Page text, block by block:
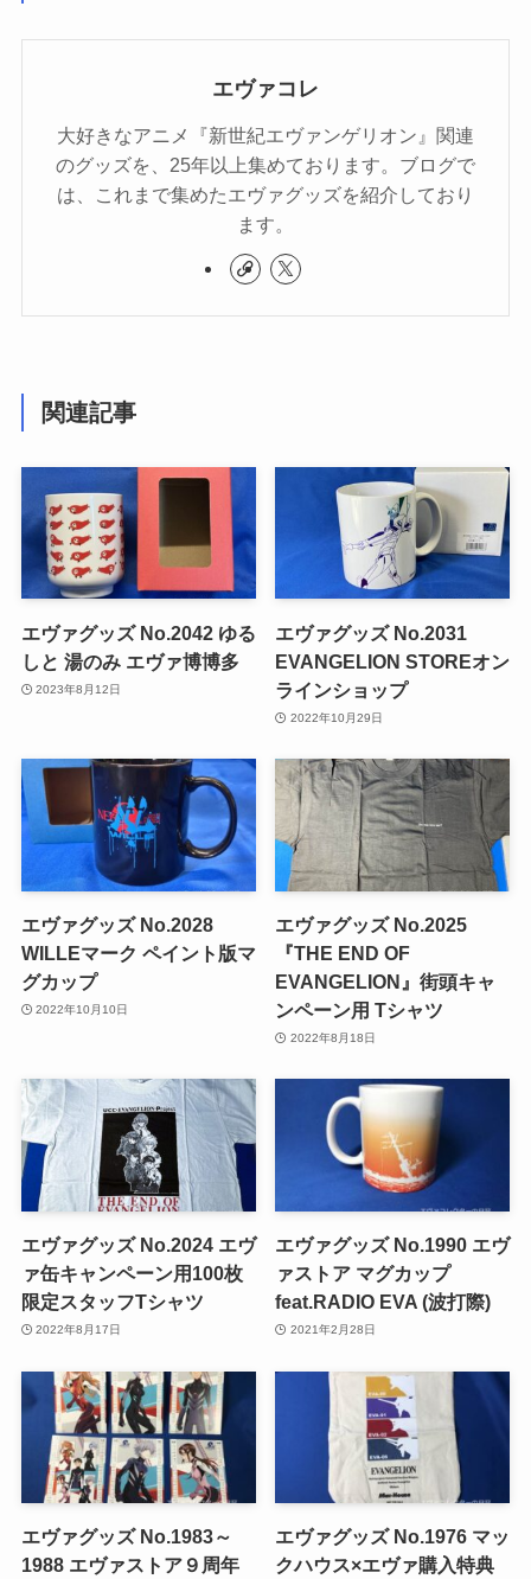
エヴァコレ
大好きなアニメ『新世紀エヴァンゲリオン』関連
のグッズを、25年以上集めております。ブログで
は、これまで集めたエヴァグッズを紹介しており
ます。
関連記事
エヴァグッズ No.2042 ゆる
しと 湯のみ エヴァ博博多
2023年8月12日
エヴァグッズ No.2031
EVANGELION STOREオン
ラインショップ
2022年10月29日
エヴァグッズ No.2028
WILLEマーク ペイント版マ
グカップ
2022年10月10日
エヴァグッズ No.2025
『THE END OF
EVANGELION』街頭キャ
ンペーン用 Tシャツ
2022年8月18日
エヴァグッズ No.2024 エヴ
ァ缶キャンペーン用100枚
限定スタッフTシャツ
2022年8月17日
エヴァグッズ No.1990 エヴ
ァストア マグカップ
feat.RADIO EVA (波打際)
2021年2月28日
エヴァグッズ No.1983～
1988 エヴァストア９周年
エヴァグッズ No.1976 マッ
クハウス×エヴァ購入特典